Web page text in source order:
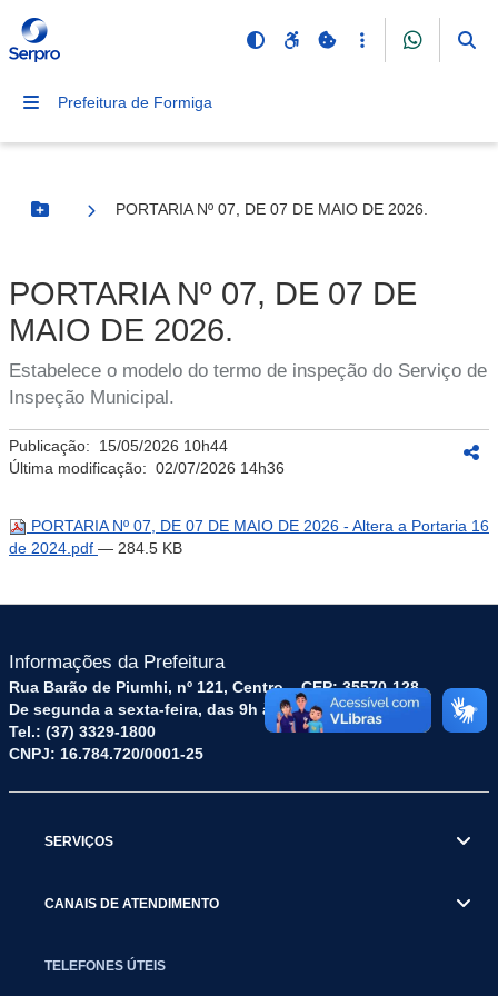
Prefeitura de Formiga
Botão Menu
PORTARIA Nº 07, DE 07 DE MAIO DE 2026.
PORTARIA Nº 07, DE 07 DE
MAIO DE 2026.
Estabelece o modelo do termo de inspeção do Serviço de
Inspeção Municipal.
Publicação: 15/05/2026 10h44
Última modificação: 02/07/2026 14h36
PORTARIA Nº 07, DE 07 DE MAIO DE 2026 - Altera a Portaria 16
de 2024.pdf — 284.5 KB
Informações da Prefeitura
Rua Barão de Piumhi, nº 121, Centro – CEP: 35570-128
De segunda a sexta-feira, das 9h às 16h
Tel.: (37) 3329-1800
CNPJ: 16.784.720/0001-25
SERVIÇOS
CANAIS DE ATENDIMENTO
TELEFONES ÚTEIS